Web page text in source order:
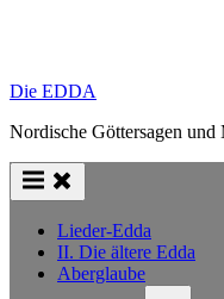
Die EDDA
Nordische Göttersagen
Lieder-Edda
II. Die ältere Edda
Aberglaube